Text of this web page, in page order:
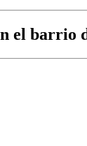
el barrio